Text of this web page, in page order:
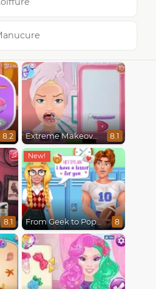
8.2 Extreme Makeover 8.1
8.1 From Geek to Popular Girl 8